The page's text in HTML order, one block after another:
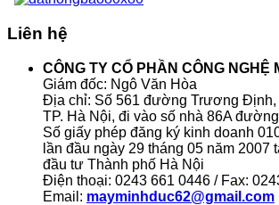
Liên hệ
CÔNG TY CỔ PHẦN CÔNG NGHỆ
Giám đốc: Ngô Văn Hòa
Địa chỉ: Số 561 đường Trương Định,
TP. Hà Nội, đi vào số nhà 86A
Số giấy phép đăng ký kinh doanh
lần đầu ngày 29 tháng 05 năm 2007
đầu tư Thành phố Hà Nội
Điện thoại: 0243 661 0446 / Fax:
Email: mayminhduc62@gmail.com